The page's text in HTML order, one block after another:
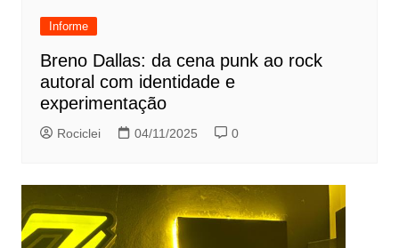
Informe
Breno Dallas: da cena punk ao rock
autoral com identidade e
experimentação
Rociclei 04/11/2025 0